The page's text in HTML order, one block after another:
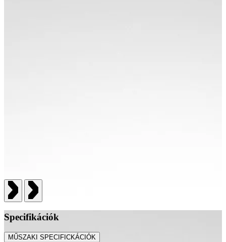
Specifikációk
MŰSZAKI SPECIFICKÁCIÓK